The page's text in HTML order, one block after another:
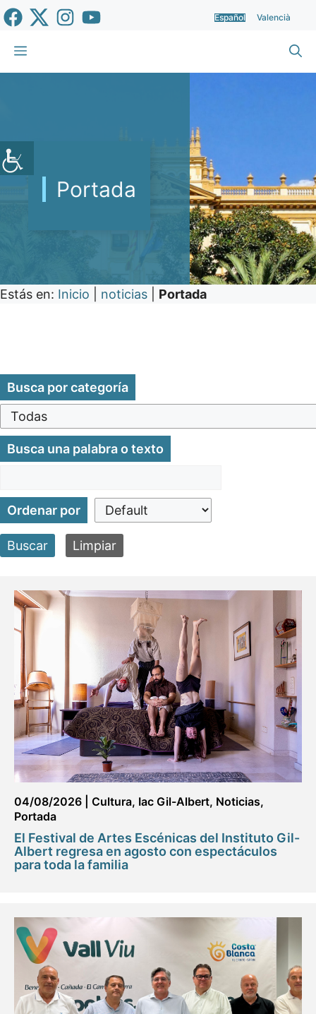
Saltar
al
contenido
Español Valencià
Menú
Portada
Estás en: Inicio noticias Portada
Busca por categoría
Busca una palabra o texto
Ordenar por
Buscar Limpiar
04/08/2026 Cultura, Iac Gil-Albert, Noticias,
Portada
El Festival de Artes Escénicas del Instituto Gil-
Albert regresa en agosto con espectáculos
para toda la familia